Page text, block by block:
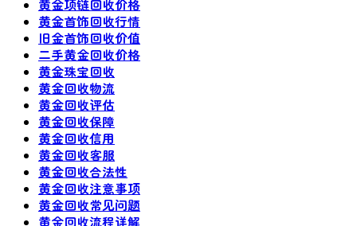
黄金项链回收价格
黄金首饰回收行情
旧金首饰回收价值
二手黄金回收价格
黄金珠宝回收
黄金回收物流
黄金回收评估
黄金回收保障
黄金回收信用
黄金回收客服
黄金回收合法性
黄金回收注意事项
黄金回收常见问题
黄金回收流程详解